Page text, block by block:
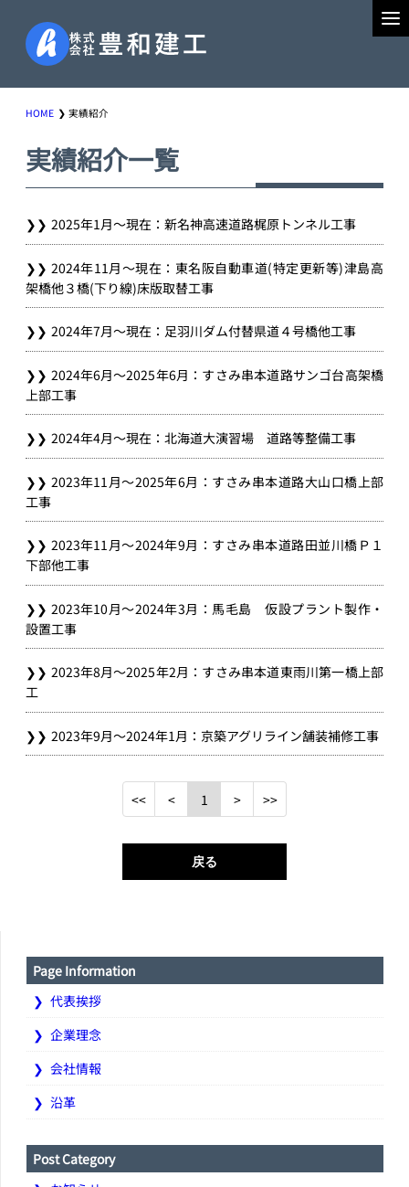
HOME 実績紹介
実績紹介一覧
2025年1月～現在：新名神高速道路梶原トンネル工事
2024年11月～現在：東名阪自動車道(特定更新等)津島高
架橋他３橋(下り線)床版取替工事
2024年7月～現在：足羽川ダム付替県道４号橋他工事
2024年6月～2025年6月：すさみ串本道路サンゴ台高架橋
上部工事
2024年4月～現在：北海道大演習場 道路等整備工事
2023年11月～2025年6月：すさみ串本道路大山口橋上部
工事
2023年11月～2024年9月：すさみ串本道路田並川橋Ｐ１
下部他工事
2023年10月～2024年3月：馬毛島 仮設プラント製作・
設置工事
2023年8月～2025年2月：すさみ串本道東雨川第一橋上部
工
2023年9月～2024年1月：京築アグリライン舗装補修工事
1
戻る
Page Information
代表挨拶
企業理念
会社情報
沿革
Post Category